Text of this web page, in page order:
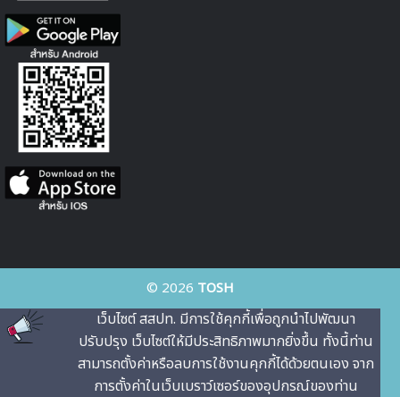
© 2026 TOSH
เว็บไซต์ สสปท. มีการใช้คุกกี้เพื่อถูกนําไปพัฒนา
ปรับปรุง เว็บไซต์ให้มีประสิทธิภาพมากยิ่งขึ้น ทั้งนี้ท่าน
สามารถตั้งค่าหรือลบการใช้งานคุกกี้ได้ด้วยตนเอง จาก
การตั้งค่าในเว็บเบราว์เซอร์ของอุปกรณ์ของท่าน